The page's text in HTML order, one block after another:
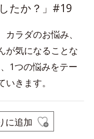
たか？」#19
ラダのお悩み、
が気になることな
1つの悩みをテー
きます。
に追加